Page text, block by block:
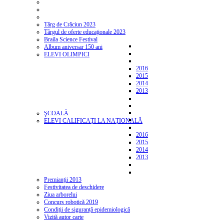
Târg de Crăciun 2023
Târgul de oferte educaționale 2023
Braila Science Festival
Album aniversar 150 ani
ELEVI OLIMPICI
2016
2015
2014
2013
ŞCOALĂ
ELEVI CALIFICAȚI LA NAȚIONALĂ
2016
2015
2014
2013
Premianții 2013
Festivitatea de deschidere
Ziua arborelui
Concurs robotică 2019
Condiții de siguranță epidemiologică
Vizită autor carte